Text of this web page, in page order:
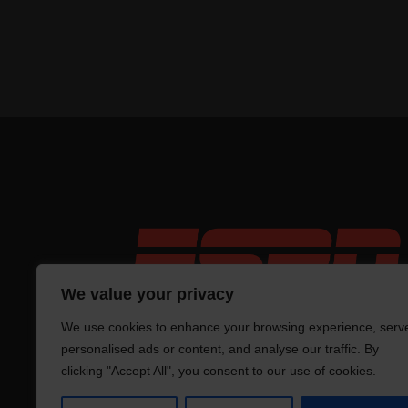
We value your privacy
We use cookies to enhance your browsing experience,
personalised ads or content, and analyse our traffic. By
clicking "Accept All", you consent to our use of cookies.